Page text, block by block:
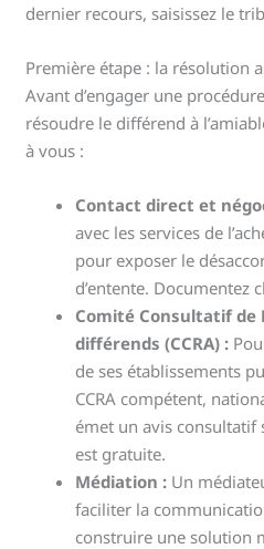
dernier recours, saisissez le
Première étape : la résolution
Avant d’engager une
résoudre le différend à
à vous :
Contact direct et
avec les services de
pour exposer le
d’entente. Documentez
Comité Consultatif de
différends (CCRA) :
de ses établissements
CCRA compétent,
émet un avis consultatif
est gratuite.
Médiation : Un
faciliter la
construire une solution